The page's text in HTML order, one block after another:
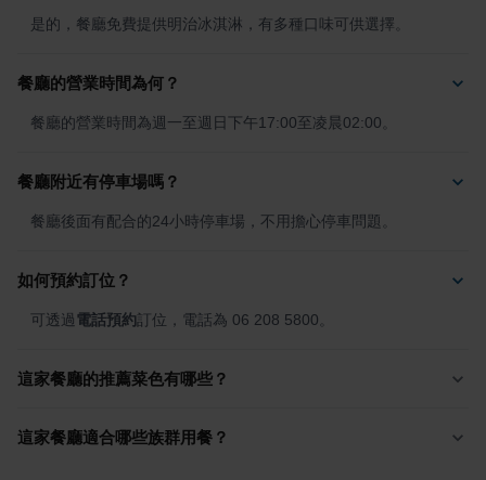
是的，餐廳免費提供明治冰淇淋，有多種口味可供選擇。
餐廳的營業時間為何？
餐廳的營業時間為週一至週日下午17:00至凌晨02:00。
餐廳附近有停車場嗎？
餐廳後面有配合的24小時停車場，不用擔心停車問題。
如何預約訂位？
可透過電話預約訂位，電話為 06 208 5800。
這家餐廳的推薦菜色有哪些？
這家餐廳適合哪些族群用餐？